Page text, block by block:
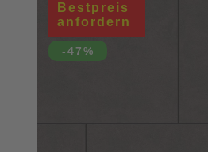
Bestpreis
anfordern
-47%